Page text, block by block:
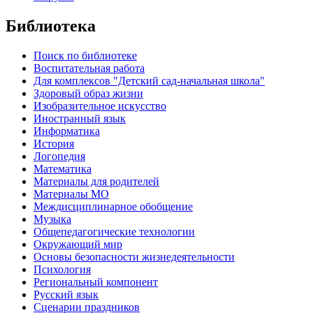
Библиотека
Поиск по библиотеке
Воспитательная работа
Для комплексов "Детский сад-начальная школа"
Здоровый образ жизни
Изобразительное искусство
Иностранный язык
Информатика
История
Логопедия
Математика
Материалы для родителей
Материалы МО
Междисциплинарное обобщение
Музыка
Общепедагогические технологии
Окружающий мир
Основы безопасности жизнедеятельности
Психология
Региональный компонент
Русский язык
Сценарии праздников